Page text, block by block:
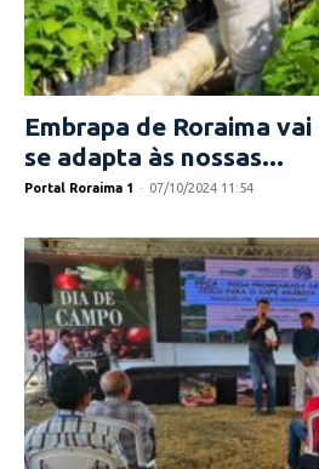
Embrapa de Roraima
se adapta às nossas...
Portal Roraima 1 - 07/10/2024 11:54